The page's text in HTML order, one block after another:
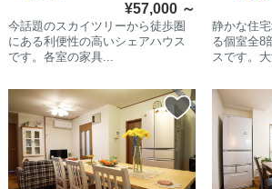
¥57,000 ～
今話題のスカイツリーから徒歩圏
にある利便性の高いシェアハウス
です。各室の家具...
静かな住
る個室全8
スです。